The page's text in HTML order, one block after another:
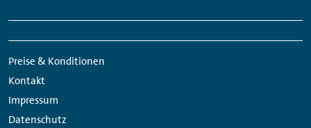
Navigation
Preise & Konditionen
Kontakt
Impressum
Datenschutz
Media
Links